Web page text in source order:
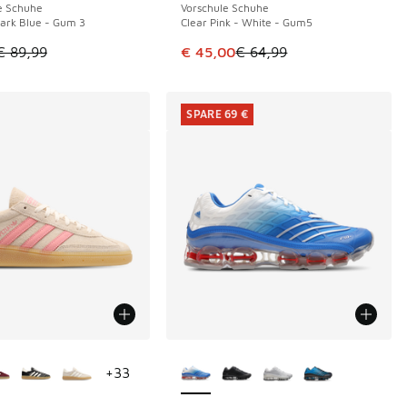
auf € 55,00 gefallen
Schuhe
Blue - Gum 3
ist im Sale. Der Preis ist von € 89,99 auf € 60,00
89,99
Vorschule Schuhe
Clear Pink - White - Gum5
Dieser Artikel ist im Sale. Der
€ 45,00€ 64,99
+33
SPARE 69 €